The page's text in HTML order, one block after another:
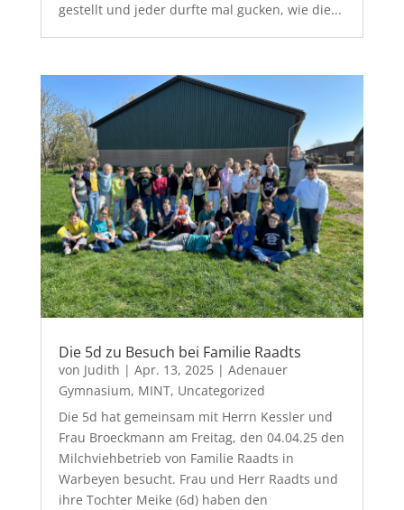
gestellt und jeder durfte mal gucken, wie die...
Die 5d zu Besuch bei Familie Raadts
von Judith | Apr. 13, 2025| Adenauer
Gymnasium, MINT, Uncategorized
Die 5d hat gemeinsam mit Herrn Kessler und
Frau Broeckmann am Freitag, den 04.04.25 den
Milchviehbetrieb von Familie Raadts in
Warbeyen besucht. Frau und Herr Raadts und
ihre Tochter Meike (6d) haben den